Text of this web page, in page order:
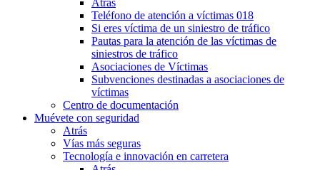
Atrás
Teléfono de atención a víctimas 018
Si eres víctima de un siniestro de tráfico
Pautas para la atención de las víctimas de
siniestros de tráfico
Asociaciones de Víctimas
Subvenciones destinadas a asociaciones de
víctimas
Centro de documentación
Muévete con seguridad
Atrás
Vías más seguras
Tecnología e innovación en carretera